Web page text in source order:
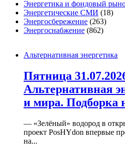
Энергетика и фондовый
Энергетические СМИ (18)
Энергосбережение (263)
Энергоснабжение (862)
Альтернативная энергетика
Пятница
Альтернативная
и мира. Подборка
— «Зелёный» водород в
проект PosHYdon впервые
на...